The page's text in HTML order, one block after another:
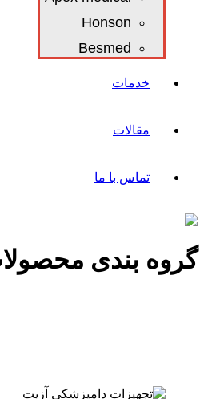
Honson
Besmed
خدمات
مقالات
تماس با ما
گروه بندی